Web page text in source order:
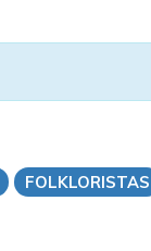
FOLKLORISTAS